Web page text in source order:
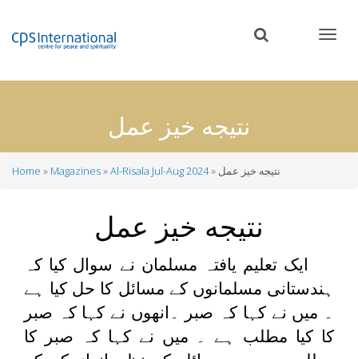
content
نتیجه خیز عمل
Home Magazines Al-Risala Jul-Aug 2024 نتیجه خیز عمل
نتیجه خیز عمل
ایک تعلیم یافتہ مسلمان نے سوال کیا کہ
ہندستانی مسلمانوں کے مسائل کا حل کیا ہے
۔ میں نے کہا کہ صبر ۔انھوں نے کہا کہ صبر
کا کیا مطلب ہے ۔ میں نے کہا کہ صبر کا